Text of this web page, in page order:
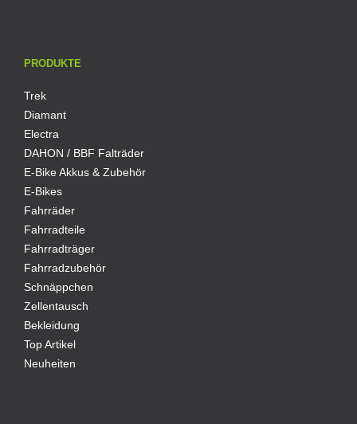
PRODUKTE
Trek
Diamant
Electra
DAHON / BBF Falträder
E-Bike Akkus & Zubehör
E-Bikes
Fahrräder
Fahrradteile
Fahrradträger
Fahrradzubehör
Schnäppchen
Zellentausch
Bekleidung
Top Artikel
Neuheiten